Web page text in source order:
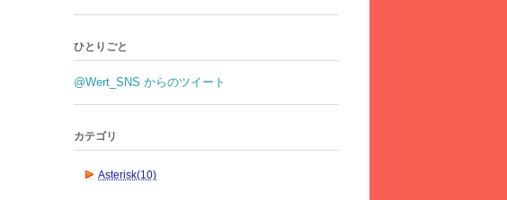
ひとりごと
@Wert_SNS からのツイート
カテゴリ
Asterisk(10)